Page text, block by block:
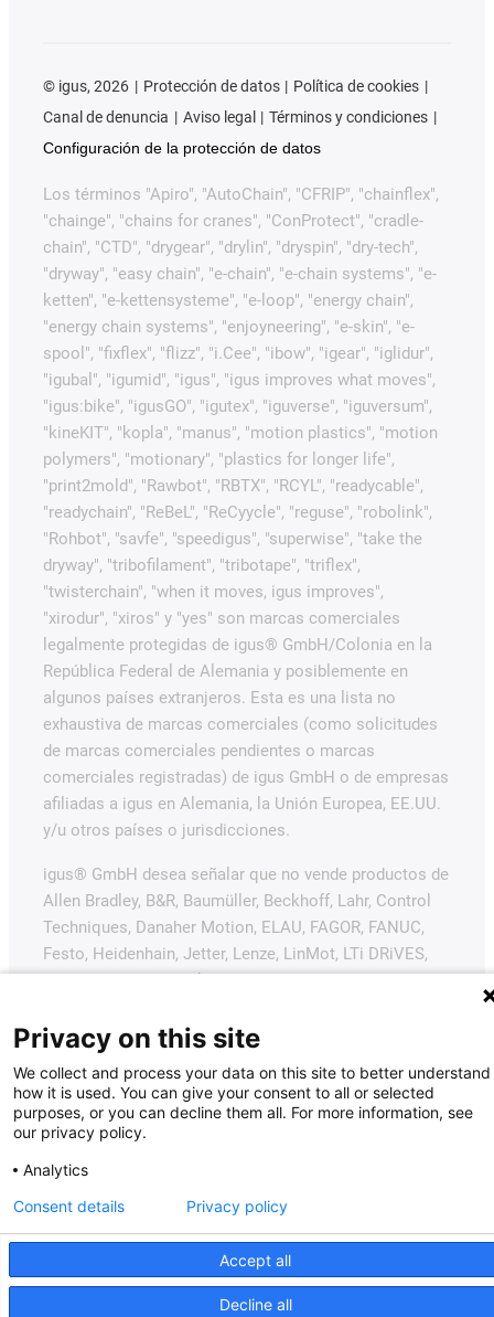
© igus, 2026 Protección de datos
Política de cookies
Canal de denuncia
Aviso legal
Términos y condiciones
Configuración de la protección de datos
Los términos "Apiro", "AutoChain", "CFRIP", "chainflex",
"chainge", "chains for cranes", "ConProtect", "cradle-
chain", "CTD", "drygear", "drylin", "dryspin", "dry-tech",
"dryway", "easy chain", "e-chain", "e-chain systems", "e-
ketten", "e-kettensysteme", "e-loop", "energy chain",
"energy chain systems", "enjoyneering", "e-skin", "e-
spool", "fixflex", "flizz", "i.Cee", "ibow", "igear", "iglidur",
"igubal", "igumid", "igus", "igus improves what moves",
"igus:bike", "igusGO", "igutex", "iguverse", "iguversum",
"kineKIT", "kopla", "manus", "motion plastics", "motion
polymers", "motionary", "plastics for longer life",
"print2mold", "Rawbot", "RBTX", "RCYL", "readycable",
"readychain", "ReBeL", "ReCyycle", "reguse", "robolink",
"Rohbot", "savfe", "speedigus", "superwise", "take the
dryway", "tribofilament", "tribotape", "triflex",
"twisterchain", "when it moves, igus improves",
"xirodur", "xiros" y "yes" son marcas comerciales
legalmente protegidas de igus® GmbH/Colonia en la
República Federal de Alemania y posiblemente en
algunos países extranjeros. Esta es una lista no
exhaustiva de marcas comerciales (como solicitudes
de marcas comerciales pendientes o marcas
comerciales registradas) de igus GmbH o de empresas
afiliadas a igus en Alemania, la Unión Europea, EE.UU.
y/u otros países o jurisdicciones.
igus® GmbH desea señalar que no vende productos de
Allen Bradley, B&R, Baumüller, Beckhoff, Lahr, Control
Techniques, Danaher Motion, ELAU, FAGOR, FANUC,
Festo, Heidenhain, Jetter, Lenze, LinMot, LTi DRiVES,
accionamientos mencionados en este sitio web. Los
GmbH.
Privacy on this site
We collect and process your data on this site to better understand
how it is used. You can give your consent to all or selected
purposes, or you can decline them all. For more information, see
our privacy policy.
Analytics
Accept all
Decline all
Consent details Privacy policy